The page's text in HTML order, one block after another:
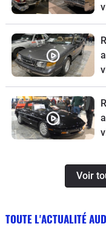
Voir
TOUTE L'ACTUALITÉ